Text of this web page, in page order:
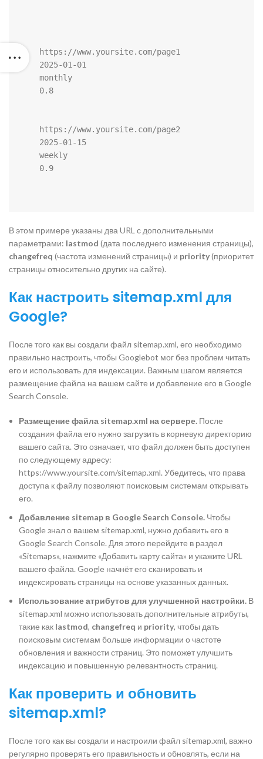
https://www.yoursite.com/page1
2025-01-01
monthly
0.8
https://www.yoursite.com/page2
2025-01-15
weekly
0.9
В этом примере указаны два URL с дополнительными
параметрами: lastmod (дата последнего изменения страницы),
changefreq (частота изменений страницы) и priority(приоритет
страницы относительно других на сайте).
Как настроить sitemap.xml для
Google?
После того как вы создали файл sitemap.xml, его необходимо
правильно настроить, чтобы Googlebot мог без проблем читать
его и использовать для индексации. Важным шагом является
размещение файла на вашем сайте и добавление его в Google
Search Console.
Размещение файла sitemap.xml на сервере. После
создания файла его нужно загрузить в корневую директорию
вашего сайта. Это означает, что файл должен быть доступен
по следующему адресу:
https://www.yoursite.com/sitemap.xml. Убедитесь, что права
доступа к файлу позволяют поисковым системам открывать
его.
Добавление sitemap в Google Search Console. Чтобы
Google знал о вашем sitemap.xml, нужно добавить его в
Google Search Console. Для этого перейдите в раздел
«Sitemaps», нажмите «Добавить карту сайта» и укажите URL
вашего файла. Google начнёт его сканировать и
индексировать страницы на основе указанных данных.
Использование атрибутов для улучшенной настройки. В
sitemap.xml можно использовать дополнительные атрибуты,
такие как lastmod, changefreq и priority, чтобы дать
поисковым системам больше информации о частоте
обновления и важности страниц. Это поможет улучшить
индексацию и повышенную релевантность страниц.
Как проверить и обновить
sitemap.xml?
После того как вы создали и настроили файл sitemap.xml, важно
регулярно проверять его правильность и обновлять, если на